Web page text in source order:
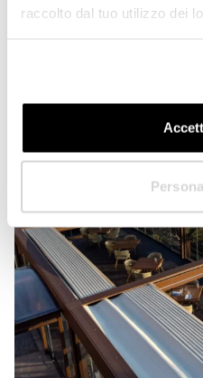
raccolto dal tuo utilizzo dei